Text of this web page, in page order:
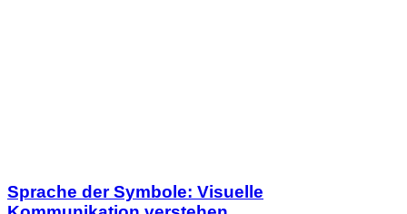
Sprache der Symbole: Visuelle